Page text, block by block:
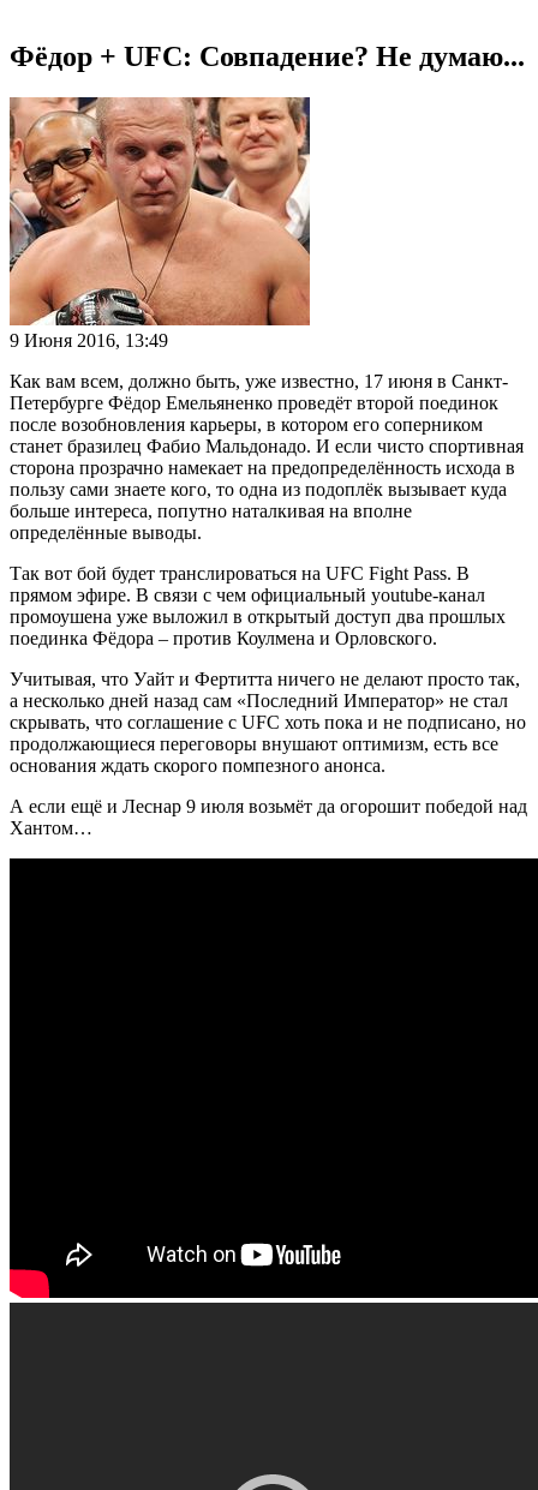
Фёдор + UFC: Совпадение? Не думаю...
9 Июня 2016, 13:49
Как вам всем, должно быть, уже известно, 17 июня в Санкт-
Петербурге Фёдор Емельяненко проведёт второй поединок
после возобновления карьеры, в котором его соперником
станет бразилец Фабио Мальдонадо. И если чисто спортивная
сторона прозрачно намекает на предопределённость исхода в
пользу сами знаете кого, то одна из подоплёк вызывает куда
больше интереса, попутно наталкивая на вполне
определённые выводы.
Так вот бой будет транслироваться на UFC Fight Pass. В
прямом эфире. В связи с чем официальный youtube-канал
промоушена уже выложил в открытый доступ два прошлых
поединка Фёдора – против Коулмена и Орловского.
Учитывая, что Уайт и Фертитта ничего не делают просто так,
а несколько дней назад сам «Последний Император» не стал
скрывать, что соглашение с UFC хоть пока и не подписано, но
продолжающиеся переговоры внушают оптимизм, есть все
основания ждать скорого помпезного анонса.
А если ещё и Леснар 9 июля возьмёт да огорошит победой над
Хантом…